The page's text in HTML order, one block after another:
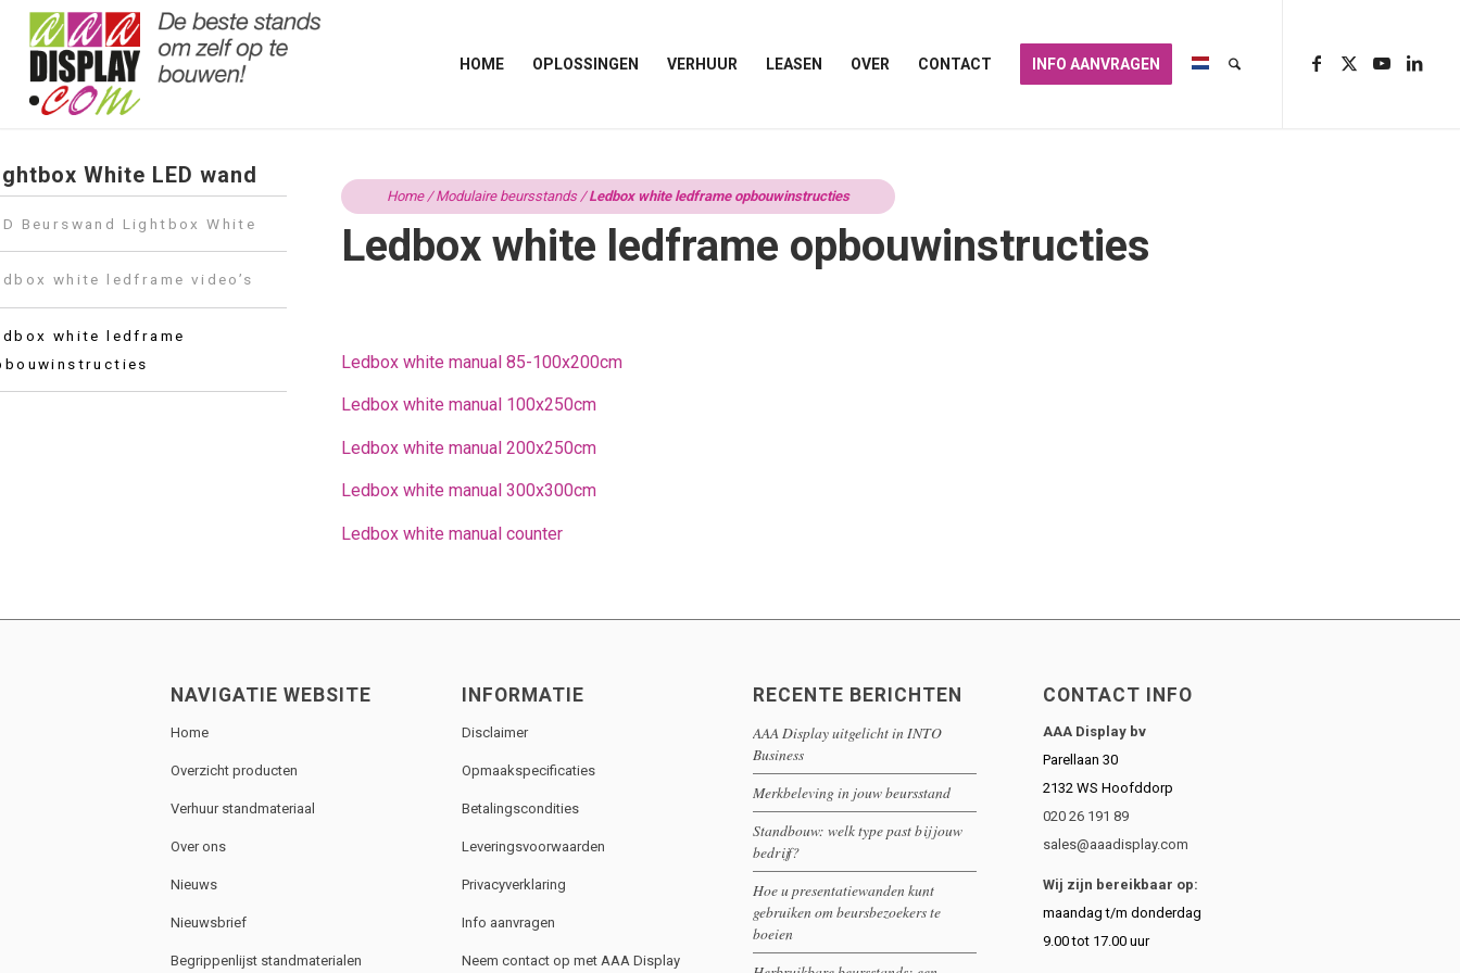
HOME OPLOSSINGEN VERHUUR LEASEN OVER CONTACT INFO AANVRAGEN
Home/Modulaire beursstands/Ledbox white ledframe opbouwinstructies
Ledbox white ledframe opbouwinstructies
Ledbox white manual 85-100x200cm
Ledbox white manual 100x250cm
Ledbox white manual 200x250cm
Ledbox white manual 300x300cm
Ledbox white manual counter
White LED wand
Beurswand Lightbox White
white ledframe video’s
white ledframe
NAVIGATIE WEBSITE
Home
Overzicht producten
Verhuur standmateriaal
Over ons
Nieuws
Nieuwsbrief
Begrippenlijst standmaterialen
INFORMATIE
Disclaimer
Opmaakspecificaties
Betalingscondities
Leveringsvoorwaarden
Privacyverklaring
Info aanvragen
Neem contact op met AAA Display
RECENTE BERICHTEN
AAA Display uitgelicht in INTO
Business
Merkbeleving in jouw beursstand
Standbouw: welk type past bij jouw
bedrijf?
Hoe u presentatiewanden kunt
gebruiken om beursbezoekers te
boeien
CONTACT INFO
AAA Display bv
Parellaan 30
2132 WS Hoofddorp
020 26 191 89
sales@aaadisplay.com
Wij zijn bereikbaar op:
maandag t/m donderdag
9.00 tot 17.00 uur